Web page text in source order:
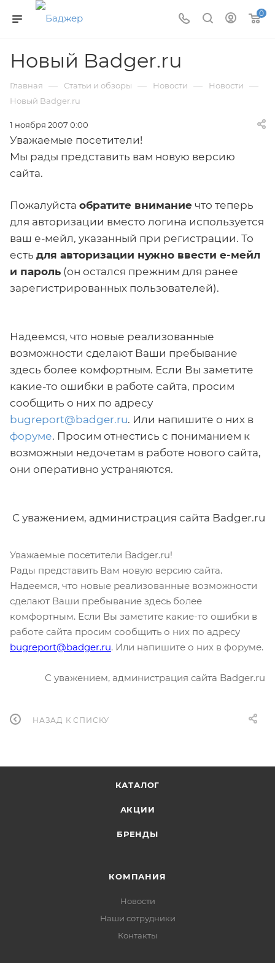
0
Новый Badger.ru
Главная — Статьи и обзоры — Новости — Новости —
Новый Badger.ru
1 ноября 2007 0:00
Уважаемые посетители!
Мы рады представить вам новую версию
сайта.
Пожалуйста обратите внимание что теперь
для авторизации вместо логина используется
ваш е-мейл, указанный при регистрации. То
есть для авторизации нужно ввести е-мейл
и пароль (он остался прежним для ранее
зарегистрированных пользователей).
Надеемся, что новые реализованные
возможности сделают Ваши пребывание
здесь более комфортным. Если Вы заметите
какие-то ошибки в работе сайта, просим
сообщить о них по адресу
bugreport@badger.ru. Или напишите о них в
форуме. Просим отнестись с пониманием к
возможныи недочетам в работе нового сайта,
они оперативно устраняются.
C уважением, администрация сайта Badger.ru
Уважаемые посетители Badger.ru!
Рады представить Вам новую версию сайта.
Надеемся, что новые реализованные возможности
сделают Ваши пребывание здесь более
комфортным. Если Вы заметите какие-то ошибки в
работе сайта просим сообщить о них по адресу
bugreport@badger.ru. Или напишите о них в форуме.
C уважением, администрация сайта Badger.ru
НАЗАД К СПИСКУ
КАТАЛОГ
АКЦИИ
БРЕНДЫ
КОМПАНИЯ
Новости
Наши сотрудники
Контакты